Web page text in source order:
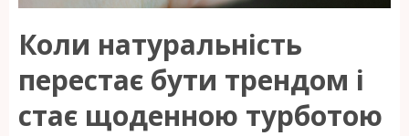
Коли натуральність
перестає бути трендом і
стає щоденною турботою